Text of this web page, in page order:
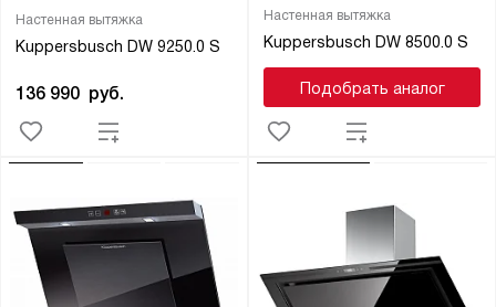
Настенная вытяжка
Kuppersbusch DW 9250.0 S
136 990 руб.
Настенная вытяжка
Kuppersbusch DW 8500.0 S
Подобрать аналог